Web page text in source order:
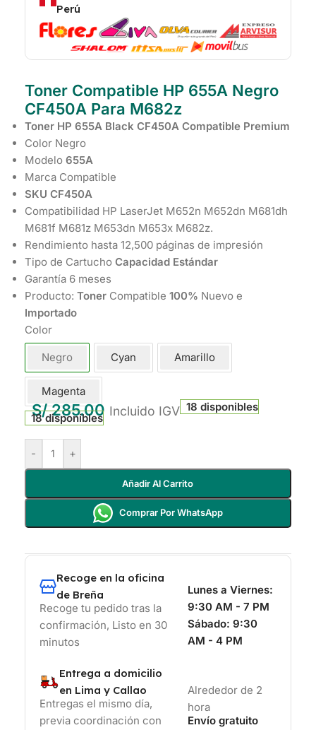
Perú
Toner Compatible HP 655A Negro
CF450A Para M682z
Toner HP 655A Black CF450A Compatible Premium
Color Negro
Modelo 655A
Marca Compatible
SKU CF450A
Compatibilidad HP LaserJet M652n M652dn M681dh
M681f M681z M653dn M653x M682z.
Rendimiento hasta 12,500 páginas de impresión
Tipo de Cartucho Capacidad Estándar
Garantía 6 meses
Producto: Toner Compatible 100% Nuevo e
Importado
Color
Negro Cyan Amarillo
Magenta
S/285.00 Incluido IGV 18 disponibles
18 disponibles
- +
Añadir Al Carrito
Comprar Por WhatsApp
Recoge en la oficina
de Breña
Recoge tu pedido tras la
confirmación, Listo en 30
minutos
Lunes a Viernes:
9:30 AM - 7 PM
Sábado: 9:30
AM - 4 PM
Entrega a domicilio
en Lima y Callao
Entregas el mismo día,
previa coordinación con
Alrededor de 2
hora
Envío gratuito